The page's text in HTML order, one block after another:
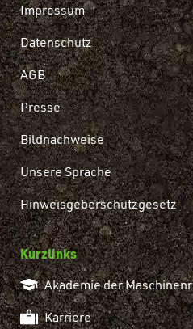
Impressum
Datenschutz
AGB
Presse
Bildnachweise
Unsere Sprache
Hinweisgeberschutzgesetz
Kurzlinks
Akademie der
Karriere